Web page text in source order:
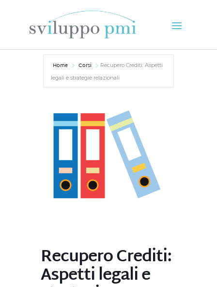
Home Corsi
Recupero Crediti: Aspetti
legali e strategie relazionali
Recupero Crediti:
Aspetti legali e